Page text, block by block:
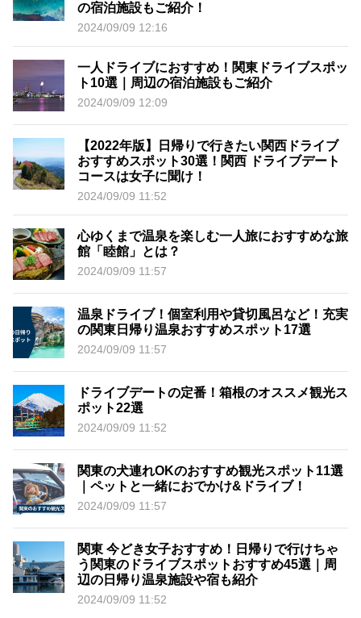
の宿泊施設もご紹介！
2024/09/09 12:16
一人ドライブにおすすめ！関東ドライブスポッ
ト10選｜周辺の宿泊施設もご紹介
2024/09/09 12:09
【2022年版】日帰りで行きたい関西ドライブ
おすすめスポット30選！関西 ドライブデート
コースは女子に聞け！
2024/09/09 11:52
心ゆくまで温泉を楽しむ一人旅におすすめな旅
館「睦館」とは？
2024/09/09 11:57
温泉ドライブ！個室利用や貸切風呂など！充実
の関東日帰り温泉おすすめスポット17選
2024/09/09 11:57
ドライブデートの定番！箱根のオススメ観光ス
ポット22選
2024/09/09 11:52
関東の犬連れOKのおすすめ観光スポット11選
｜ペットと一緒におでかけ&ドライブ！
2024/09/09 11:57
関東 今どき女子おすすめ！日帰りで行けちゃ
う関東のドライブスポットおすすめ45選｜周
辺の日帰り温泉施設や宿も紹介
2024/09/09 11:52